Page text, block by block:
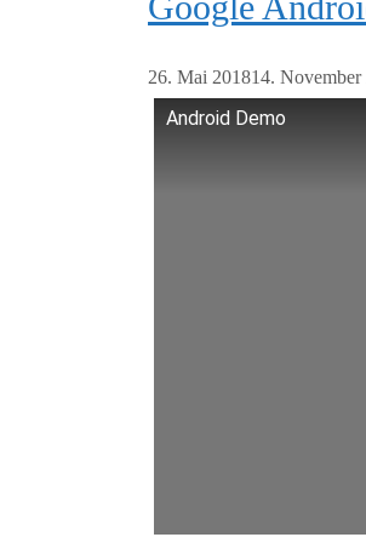
26. Mai 201814. November
Android Demo